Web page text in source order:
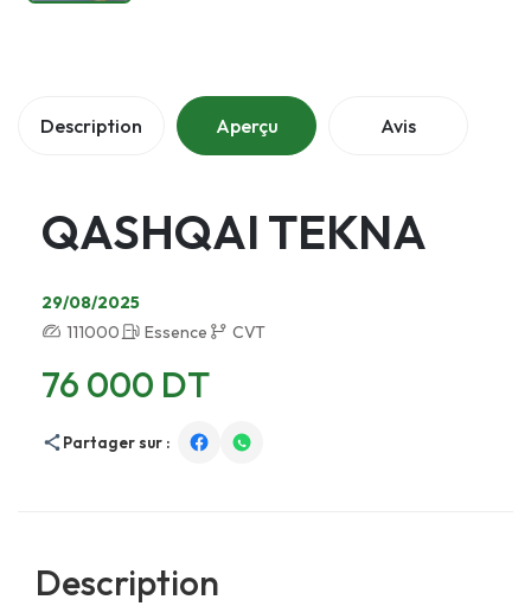
Description Aperçu Avis
QASHQAI TEKNA
29/08/2025
111000
Essence CVT
76 000 DT
Partager sur :
Description